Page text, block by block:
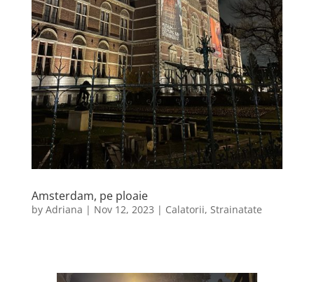
Amsterdam, pe ploaie
by Adriana | Nov 12, 2023 | Calatorii, Strainatate